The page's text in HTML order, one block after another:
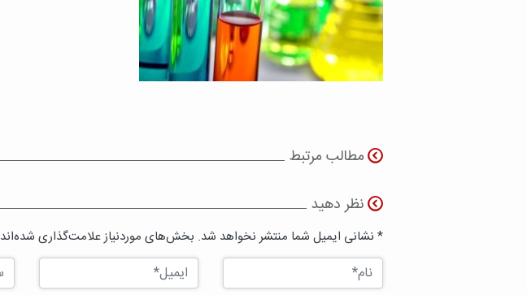
مطالب مرتبط
نظر دهید
* نشانی ایمیل شما منتشر نخواهد شد. بخش‌های موردنیاز علامت‌گذاری شده‌اند